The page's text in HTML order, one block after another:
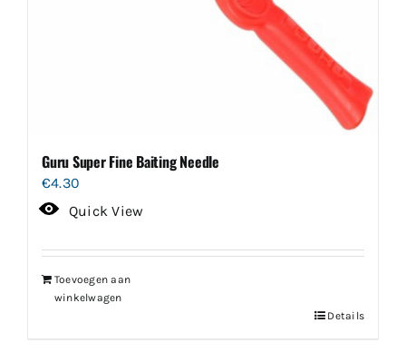
Guru Super Fine Baiting Needle
€4.30
Quick View
Toevoegen aan
winkelwagen
Details